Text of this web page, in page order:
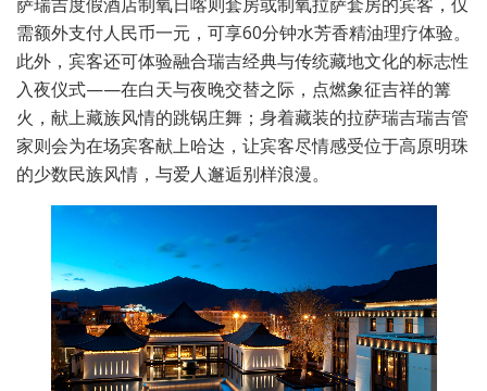
需额外支付人民币一元，可享60分钟水芳香精油理疗体验。
此外，宾客还可体验融合瑞吉经典与传统藏地文化的标志性
入夜仪式——在白天与夜晚交替之际，点燃象征吉祥的篝
火，献上藏族风情的跳锅庄舞；身着藏装的拉萨瑞吉瑞吉管
家则会为在场宾客献上哈达，让宾客尽情感受位于高原明珠
的少数民族风情，与爱人邂逅别样浪漫。